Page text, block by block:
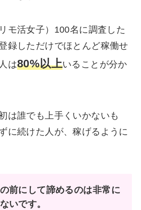
モ活女子）100名に調査した
録しただけでほとんど稼働せ
は80%以上いることが分か
は誰でも上手くいかないも
に続けた人が、稼げるように
前にして諦めるのは非常に
いです。